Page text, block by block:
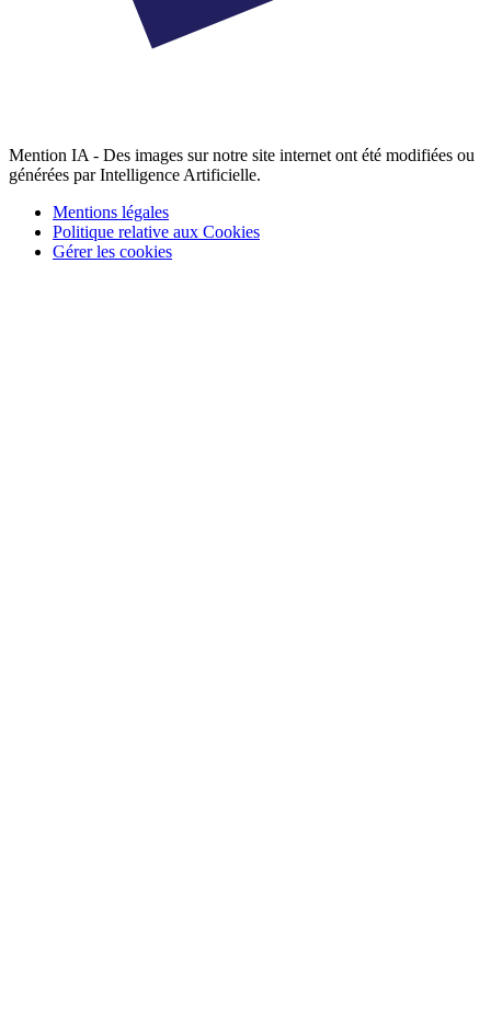
Mention IA - Des images sur notre site internet ont été modifiées ou
générées par Intelligence Artificielle.
Mentions légales
Politique relative aux Cookies
Gérer les cookies